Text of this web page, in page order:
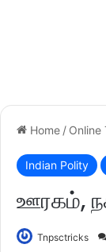
Home / Online
Indian Polity
ஊரகம்,
Tnpsctricks